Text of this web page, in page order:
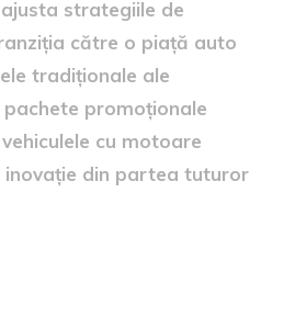
strategiile de
către o piață auto
tradiționale ale
promoționale
cu motoare
inovație din partea tuturor